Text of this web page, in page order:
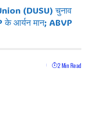
(DUSU) चुनाव
आर्यन मान; ABVP
2 Min Read